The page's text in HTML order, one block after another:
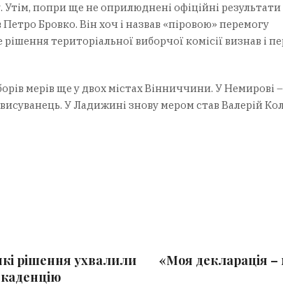
Утім, попри ще не оприлюднені офіційні
Бровко. Він хоч і назвав «піровою» перемогу
територіальної виборчої комісії визнав і
мерів ще у двох містах Вінниччини. У Немирові –
У Ладижині знову мером став Валерій
рішення ухвалили
«Моя декларація